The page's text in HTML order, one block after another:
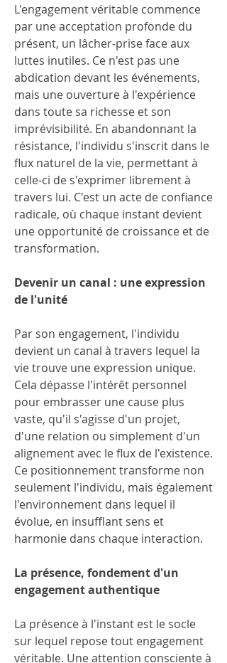
L'engagement véritable commence
par une acceptation profonde du
présent, un lâcher-prise face aux
luttes inutiles. Ce n'est pas une
abdication devant les événements,
mais une ouverture à l'expérience
dans toute sa richesse et son
imprévisibilité. En abandonnant la
résistance, l'individu s'inscrit dans le
flux naturel de la vie, permettant à
celle-ci de s'exprimer librement à
travers lui. C'est un acte de confiance
radicale, où chaque instant devient
une opportunité de croissance et de
transformation.
Devenir un canal : une expression
de l'unité
Par son engagement, l'individu
devient un canal à travers lequel la
vie trouve une expression unique.
Cela dépasse l'intérêt personnel
pour embrasser une cause plus
vaste, qu'il s'agisse d'un projet,
d'une relation ou simplement d'un
alignement avec le flux de l'existence.
Ce positionnement transforme non
seulement l'individu, mais également
l'environnement dans lequel il
évolue, en insufflant sens et
harmonie dans chaque interaction.
La présence, fondement d'un
engagement authentique
La présence à l'instant est le socle
sur lequel repose tout engagement
véritable. Une attention consciente à